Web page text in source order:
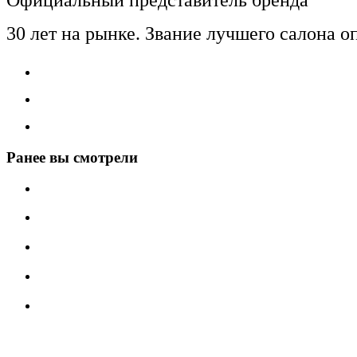
30 лет на рынке. Звание лучшего салона
Ранее вы смотрели